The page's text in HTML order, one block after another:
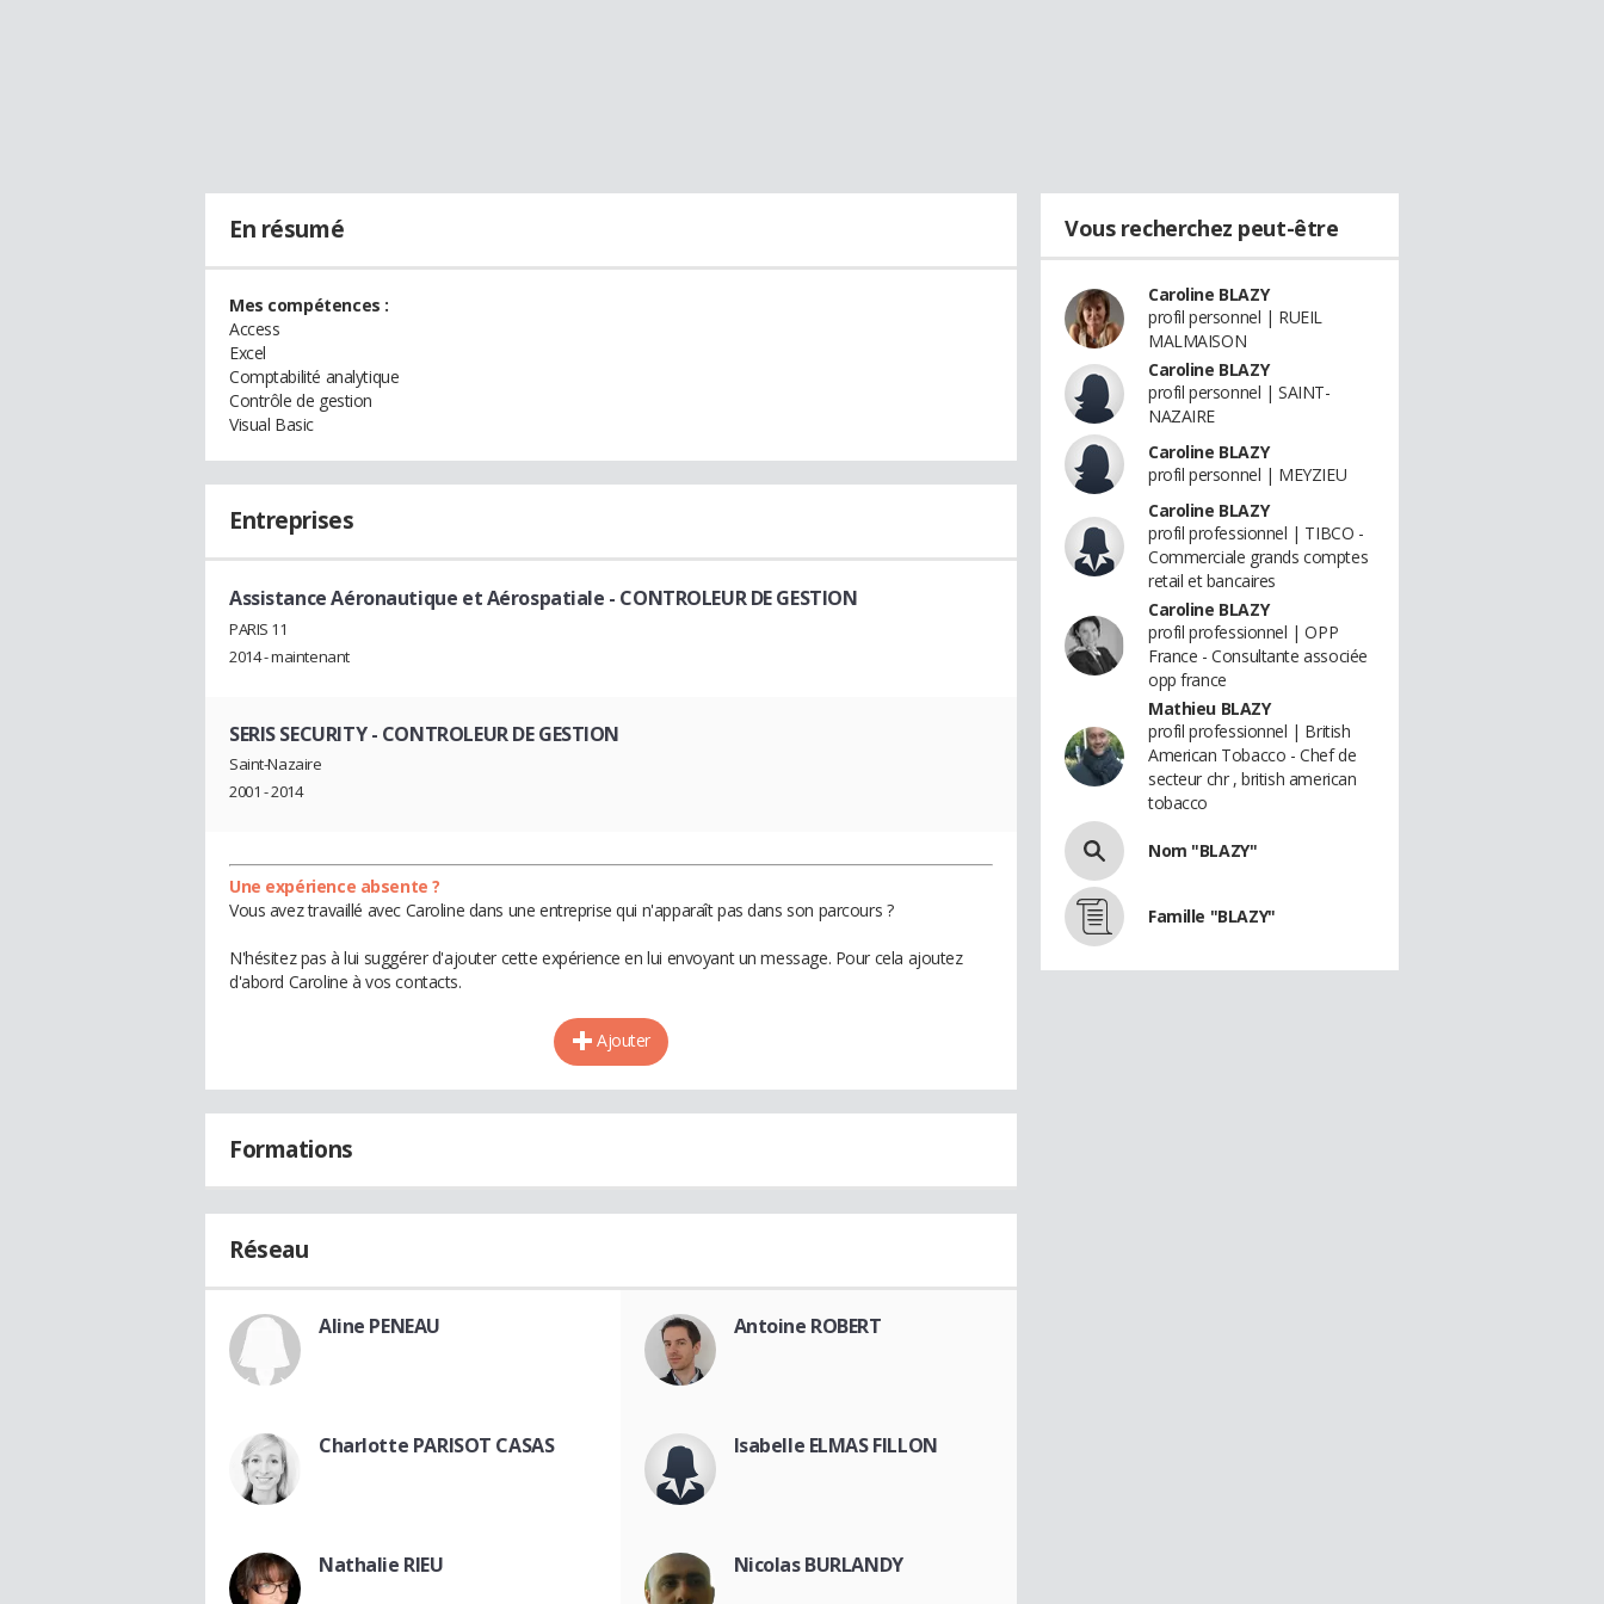
En résumé
Mes compétences :
Access
Excel
Comptabilité analytique
Contrôle de gestion
Visual Basic
Entreprises
Assistance Aéronautique et Aérospatiale - CONTROLEUR DE GESTION
PARIS 11
2014 - maintenant
SERIS SECURITY- CONTROLEUR DE GESTION
Saint-Nazaire
2001 - 2014
Une expérience absente ?
Vous avez travaillé avec Caroline dans une entreprise qui n'apparaît pas dans son parcours ?
N'hésitez pas à lui suggérer d'ajouter cette expérience en lui envoyant un message. Pour cela ajoutez
d'abord Caroline à vos contacts.
Ajouter
Formations
Réseau
Aline PENEAU Antoine ROBERT
Charlotte PARISOT CASAS Isabelle ELMAS FILLON
Nathalie RIEU Nicolas BURLANDY
Vous recherchez peut-être
Caroline BLAZY
profil personnel | RUEIL
MALMAISON
Caroline BLAZY
profil personnel | SAINT-
NAZAIRE
Caroline BLAZY
profil personnel | MEYZIEU
Caroline BLAZY
profil professionnel | TIBCO -
Commerciale grands comptes
retail et bancaires
Caroline BLAZY
profil professionnel | OPP
France - Consultante associée
opp france
Mathieu BLAZY
profil professionnel | British
American Tobacco - Chef de
secteur chr , british american
tobacco
Nom "BLAZY"
Famille "BLAZY"